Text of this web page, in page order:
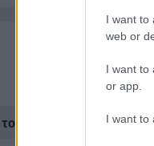
I want to
web or
I want to
or app.
I want to
στο